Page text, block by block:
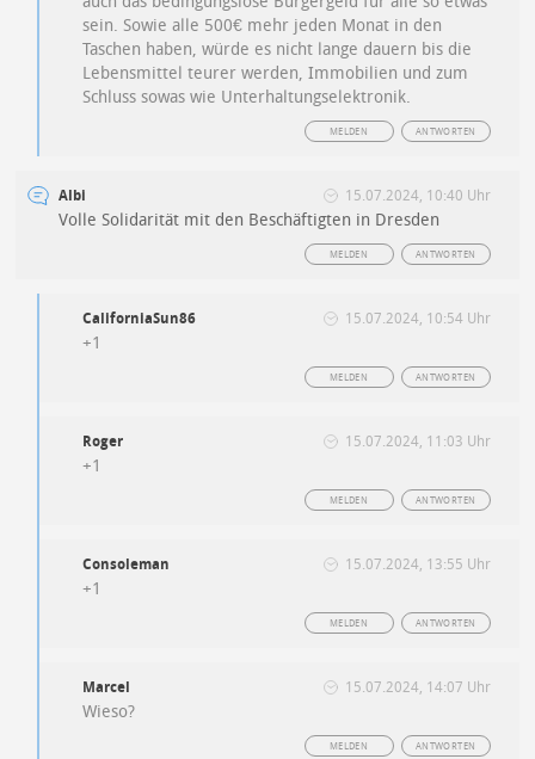
sein. Sowie alle 500€ mehr jeden Monat in den
Taschen haben, würde es nicht lange dauern bis die
Lebensmittel teurer werden, Immobilien und zum
Schluss sowas wie Unterhaltungselektronik.
ANTWORTEN
MELDEN
Albi 15.07.2024, 10:40 Uhr
Volle Solidarität mit den Beschäftigten in Dresden
ANTWORTEN
MELDEN
CaliforniaSun86 15.07.2024, 10:54 Uhr
+1
ANTWORTEN
MELDEN
Roger 15.07.2024, 11:03 Uhr
+1
ANTWORTEN
MELDEN
Consoleman 15.07.2024, 13:55 Uhr
+1
ANTWORTEN
MELDEN
Marcel 15.07.2024, 14:07 Uhr
Wieso?
ANTWORTEN
MELDEN